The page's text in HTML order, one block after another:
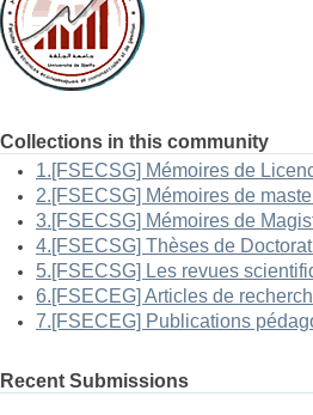
Collections in this community
Recent Submissions